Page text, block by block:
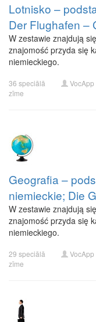
Lotnisko –
Der Flughafen –
W zestawie znajdują
znajomość przyda się
niemieckiego.
36 speciālā
zīme
VocApp
Geografia –
niemieckie; Die
W zestawie znajdują
znajomość przyda się
niemieckiego.
29 speciālā
zīme
VocApp